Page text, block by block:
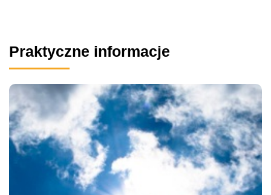
Praktyczne informacje